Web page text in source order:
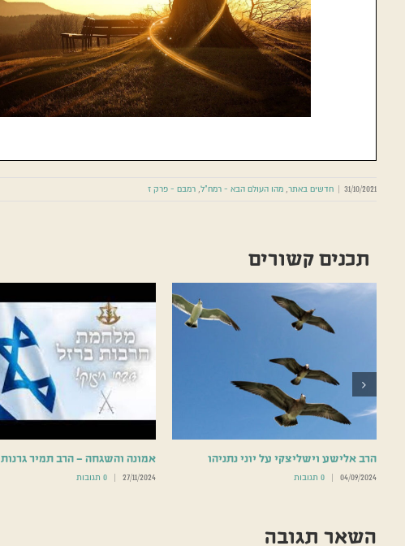
31/10/2021 חדשים באתר,מהו העולם הבא - רמח"ל,רמבם - פרק ז
תכנים קשורים
אמונה והשגחה – הרב תמיר גרנות
27/11/2024 0 תגובות
הרב אלישע וישליצקי על יוני נתניהו
04/09/2024 0 תגובות
השאר תגובה